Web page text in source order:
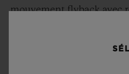
mouvement flyback avec
Puissance de réserve : 72
Nbre de composants : 330